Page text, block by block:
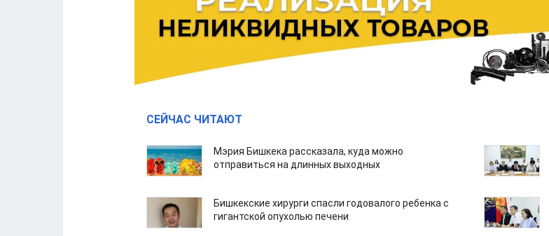
СЕЙЧАС ЧИТАЮТ
Мэрия Бишкека рассказала, куда можно
отправиться на длинных выходных
Бишкекские хирурги спасли годовалого ребенка с
гигантской опухолью печени